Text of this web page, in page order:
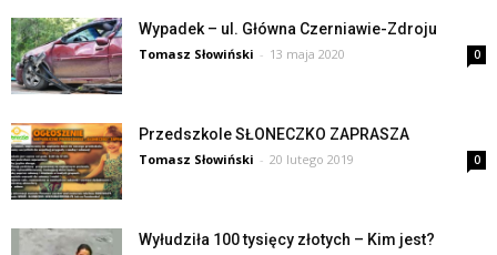
Wypadek – ul. Główna Czerniawie-Zdroju
Tomasz Słowiński - 13 maja 2020 0
Przedszkole SŁONECZKO ZAPRASZA
Tomasz Słowiński - 20 lutego 2019 0
Wyłudziła 100 tysięcy złotych – Kim jest?